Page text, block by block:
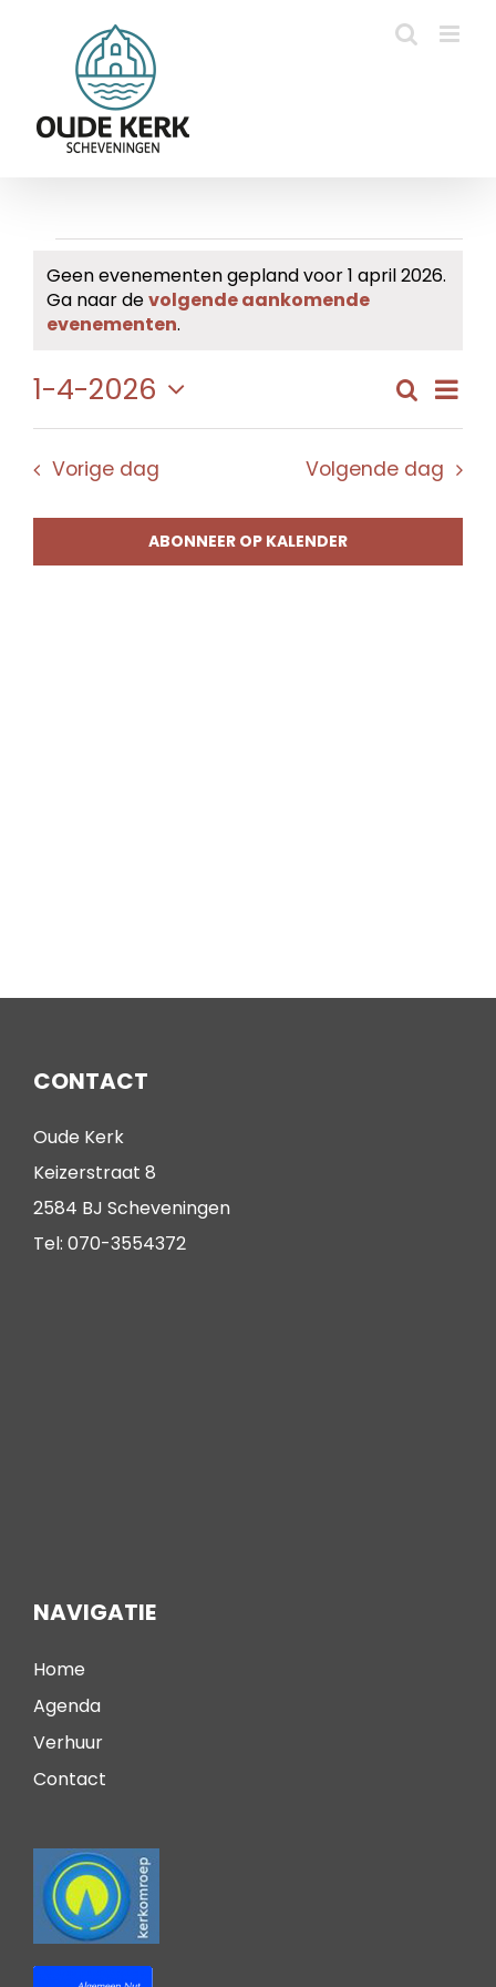
Evenementen
in
1
april
2026
Bericht
Geen evenementen gepland voor 1 april 2026.
Ga naar devolgende aankomende
evenementen.
en
Zoeken
Dag
1-4-2026
Selecteer
datum.
Vorige dag Volgende dag
ABONNEER OP KALENDER
CONTACT
Oude Kerk
Keizerstraat 8
2584 BJ Scheveningen
Tel: 070-3554372
NAVIGATIE
Home
Agenda
Verhuur
Contact